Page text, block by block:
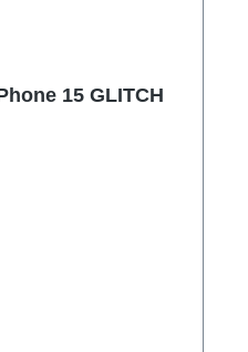
15 GLITCH